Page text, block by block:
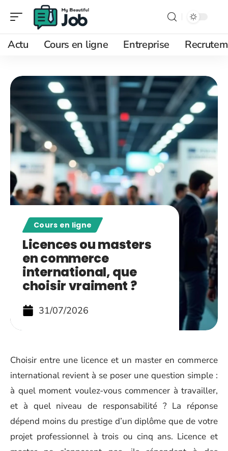
Actu Cours en ligne Entreprise
Cours en ligne
Licences ou masters
en commerce
international, que
choisir vraiment ?
31/07/2026
Choisir entre une licence et un master en commerce
international revient à se poser une question simple :
à quel moment voulez-vous commencer à travailler,
et à quel niveau de responsabilité ? La réponse
dépend moins du prestige d’un diplôme que de votre
projet professionnel à trois ou cinq ans. Licence et